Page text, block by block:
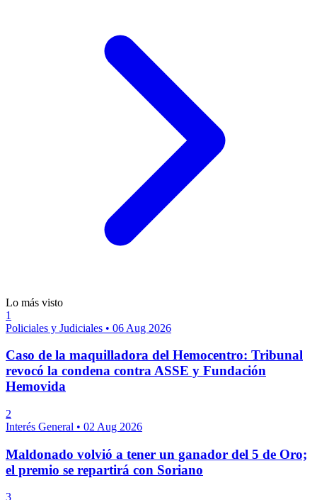
Lo más visto
1
Policiales y Judiciales • 06 Aug 2026
Caso de la maquilladora del Hemocentro: Tribunal
revocó la condena contra ASSE y Fundación
Hemovida
2
Interés General • 02 Aug 2026
Maldonado volvió a tener un ganador del 5 de Oro;
el premio se repartirá con Soriano
3